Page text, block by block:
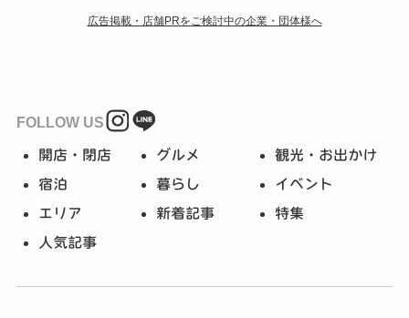
広告掲載・店舗PRをご検討中の企業・団体様へ
FOLLOW US
開店・閉店 グルメ 観光・お出かけ
宿泊 暮らし イベント
エリア 新着記事 特集
人気記事